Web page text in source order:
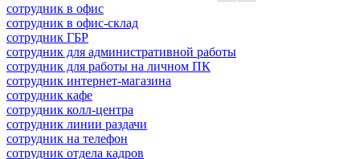
сотрудник в офис
сотрудник в офис-склад
сотрудник ГБР
сотрудник для административной работы
сотрудник для работы на личном ПК
сотрудник интернет-магазина
сотрудник кафе
сотрудник колл-центра
сотрудник линии раздачи
сотрудник на телефон
сотрудник отдела кадров